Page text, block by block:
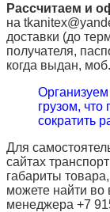
Рассчитаем и
на
доставки (до
получателя,
когда выдан,
грузом,
сократить
Для
сайтах
габариты
можете найти во
менеджера +7